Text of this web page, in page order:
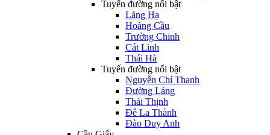
Tuyến đường nổi bật
Láng Hạ
Hoàng Cầu
Trường Chinh
Cát Linh
Thái Hà
Tuyến đường nổi bật
Nguyễn Chí Thanh
Đường Láng
Thái Thịnh
Đê La Thành
Đào Duy Anh